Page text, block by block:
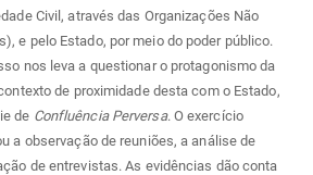
Civil, através das Organizações Não
e pelo Estado, por meio do poder público.
nos leva a questionar o protagonismo da
de proximidade desta com o Estado,
de Confluência Perversa. O exercício
a observação de reuniões, a análise de
de entrevistas. As evidências dão conta